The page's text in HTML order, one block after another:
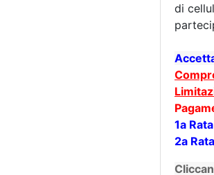
di
1a
2a